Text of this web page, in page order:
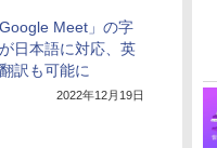
Google Meet」の字
日本語に対応、英
訳も可能に
2022年12月19日